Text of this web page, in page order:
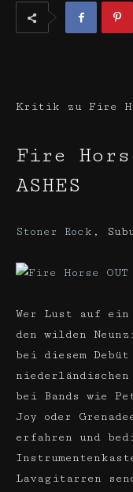
Kritik zu Fire
Fire
ASHES
Stoner Rock ,
Wer Lust auf
den wilden
bei diesem
bei Bands wie
Joy oder
erfahren und
Lavagitarren